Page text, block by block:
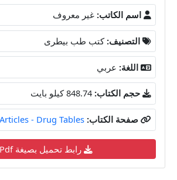
اسم الكاتب: غير معروف
التصنيف: كتب طب بيطرى
اللغة: عربي
حجم الكتاب: 848.74 كيلو بايت
صفحة الكتاب: - Drug Tables
رابط تحميل بصيغة Pdf